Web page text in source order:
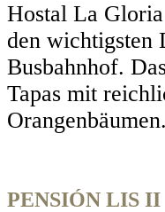
Hostal La
den wichtigsten
Busbahnhof.
Tapas mit
Orangenbäumen.
PENSIÓN LIS II